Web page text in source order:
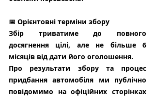
📅 Орієнтовні терміни збору
Збір триватиме до повного
досягнення цілі, але не більше 6
місяців від дати його оголошення.
Про результати збору та процес
придбання автомобіля ми публічно
повідомимо на офіційних сторінках